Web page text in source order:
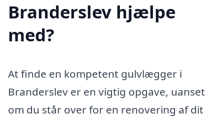
Branderslev hjælpe
med?
At finde en kompetent gulvlægger i
Branderslev er en vigtig opgave, uanset
om du står over for en renovering af dit